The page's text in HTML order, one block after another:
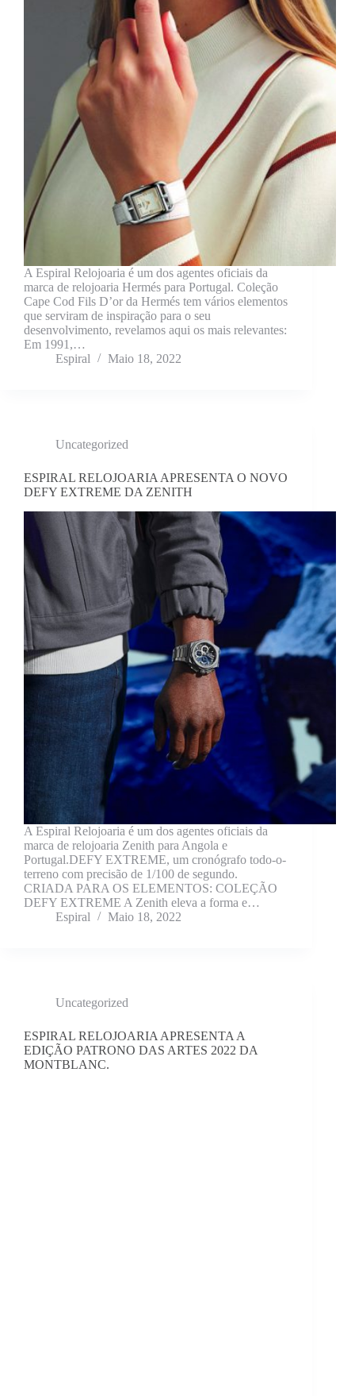
A Espiral Relojoaria é um dos agentes oficiais da
marca de relojoaria Hermés para Portugal. Coleção
Cape Cod Fils D’or da Hermés tem vários elementos
que serviram de inspiração para o seu
desenvolvimento, revelamos aqui os mais relevantes:
Em 1991,…
Espiral
Maio 18, 2022
Uncategorized
ESPIRAL RELOJOARIA APRESENTA O NOVO
DEFY EXTREME DA ZENITH
A Espiral Relojoaria é um dos agentes oficiais da
marca de relojoaria Zenith para Angola e
Portugal.DEFY EXTREME, um cronógrafo todo-o-
terreno com precisão de 1/100 de segundo.
CRIADA PARA OS ELEMENTOS: COLEÇÃO
DEFY EXTREME A Zenith eleva a forma e…
Espiral
Maio 18, 2022
Uncategorized
ESPIRAL RELOJOARIA APRESENTA A
EDIÇÃO PATRONO DAS ARTES 2022 DA
MONTBLANC.